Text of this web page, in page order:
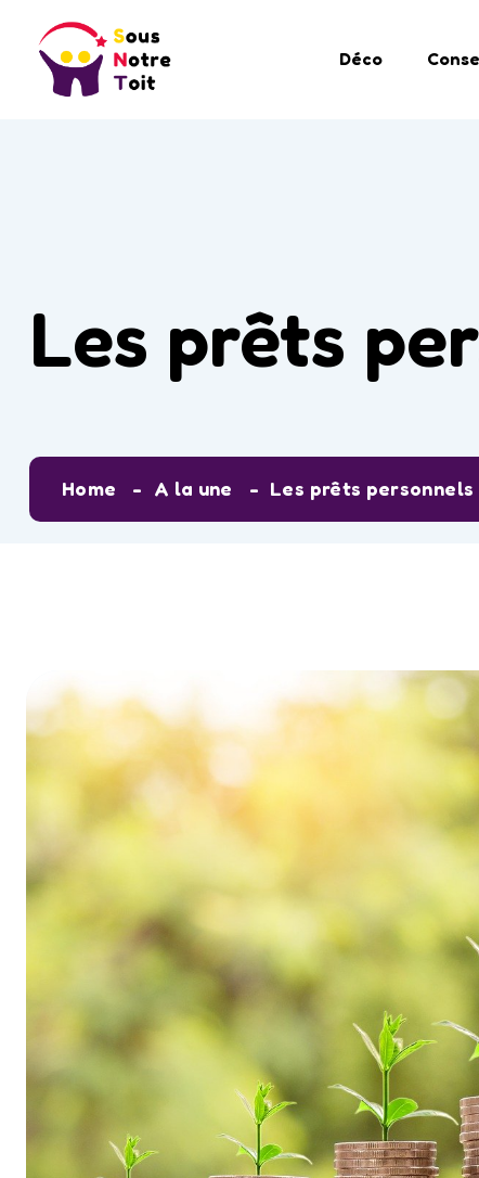
Déco
Les prêts
Home A la une Les prêts